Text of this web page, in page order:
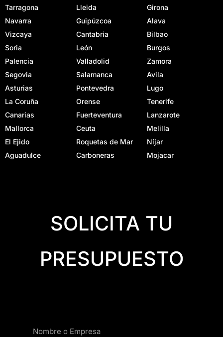
Tarragona
Lleida
Girona
Navarra
Guipúzcoa
Alava
Vizcaya
Cantabria
Bilbao
Soria
León
Burgos
Palencia
Valladolid
Zamora
Segovia
Salamanca
Avila
Asturias
Pontevedra
Lugo
La Coruña
Orense
Tenerife
Canarias
Fuerteventura
Lanzarote
Mallorca
Ceuta
Melilla
El Ejido
Roquetas de Mar
Níjar
Aguadulce
Carboneras Mojacar
SOLICITA TU
PRESUPUESTO